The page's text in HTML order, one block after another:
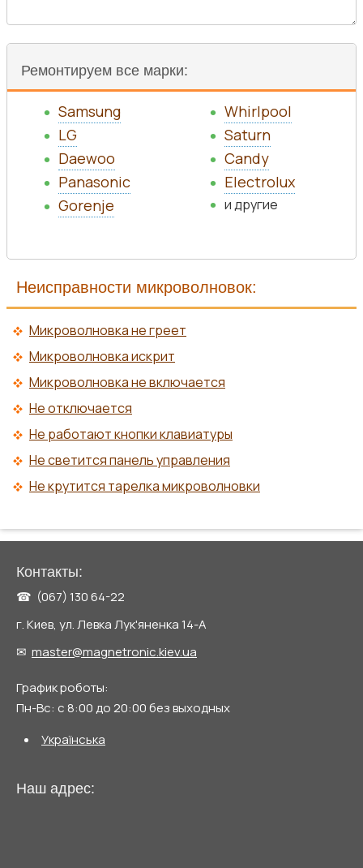
Ремонтируем все марки:
Samsung
LG
Daewoo
Panasonic
Gorenje
Whirlpool
Saturn
Candy
Electrolux
и другие
Неисправности микроволновок:
Микроволновка не греет
Микроволновка искрит
Микроволновка не включается
Не отключается
Не работают кнопки клавиатуры
Не светится панель управления
Не крутится тарелка микроволновки
Контакты:
☎ (067) 130 64-22
г. Киев, ул. Левка Лук'яненка 14-А
✉ master@magnetronic.kiev.ua
График роботы:
Пн-Вс: с 8:00 до 20:00 без выходных
Українська
Наш адрес: